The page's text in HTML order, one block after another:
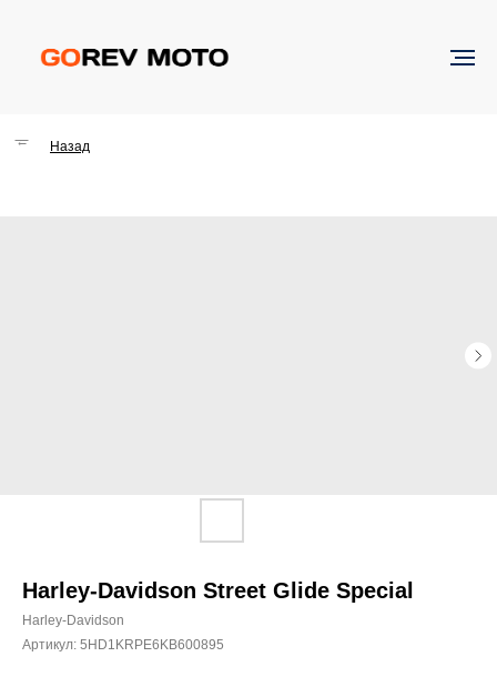
Назад
→
Harley-Davidson Street Glide Special
Harley-Davidson
Артикул: 5HD1KRPE6KB600895